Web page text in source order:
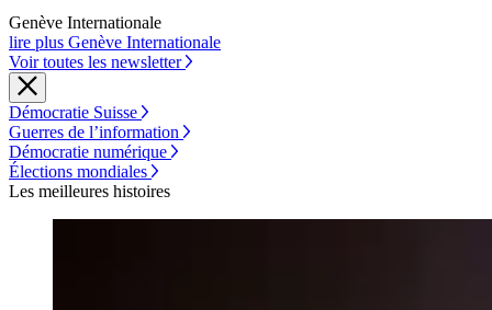
Genève Internationale
lire plus Genève Internationale
Voir toutes les newsletter
Démocratie Suisse
Guerres de l’information
Démocratie numérique
Élections mondiales
Les meilleures histoires